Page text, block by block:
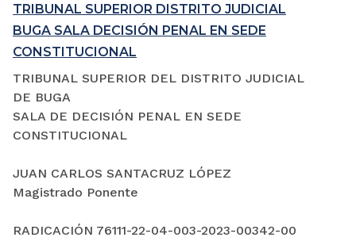
TRIBUNAL SUPERIOR DISTRITO JUDICIAL
BUGA SALA DECISIÓN PENAL EN SEDE
CONSTITUCIONAL
TRIBUNAL SUPERIOR DEL DISTRITO JUDICIAL
DE BUGA
SALA DE DECISIÓN PENAL EN SEDE
CONSTITUCIONAL
JUAN CARLOS SANTACRUZ LÓPEZ
Magistrado Ponente
RADICACIÓN 76111-22-04-003-2023-00342-00